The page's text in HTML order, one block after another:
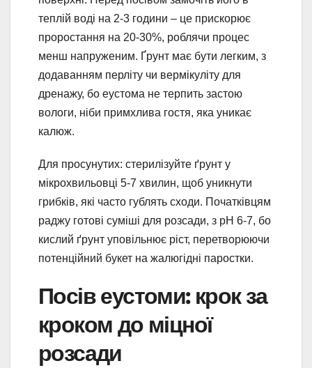
теплій воді на 2-3 години – це прискорює
проростання на 20-30%, роблячи процес
менш напруженим. Ґрунт має бути легким, з
додаванням перліту чи вермікуліту для
дренажу, бо еустома не терпить застою
вологи, ніби примхлива гостя, яка уникає
калюж.
Для просунутих: стерилізуйте ґрунт у
мікрохвильовці 5-7 хвилин, щоб уникнути
грибків, які часто гублять сходи. Початківцям
раджу готові суміші для розсади, з pH 6-7, бо
кислий ґрунт уповільнює ріст, перетворюючи
потенційний букет на жалюгідні паростки.
Посів еустоми: крок за
кроком до міцної
розсади